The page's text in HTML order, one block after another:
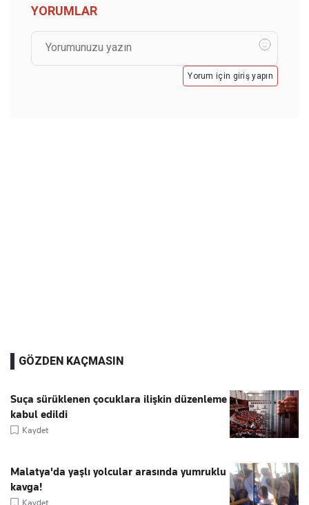
YORUMLAR
Yorum için giriş yapın
GÖZDEN KAÇMASIN
Suça sürüklenen çocuklara ilişkin düzenleme
kabul edildi
Kaydet
Malatya'da yaşlı yolcular arasında yumruklu
kavga!
Kaydet